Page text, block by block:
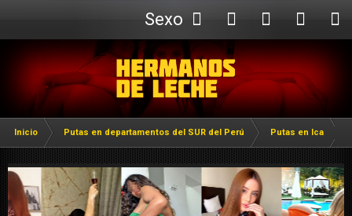
Sexo
Webcam
Inicio Putas en departamentos del SUR del Perú Putas en Ica